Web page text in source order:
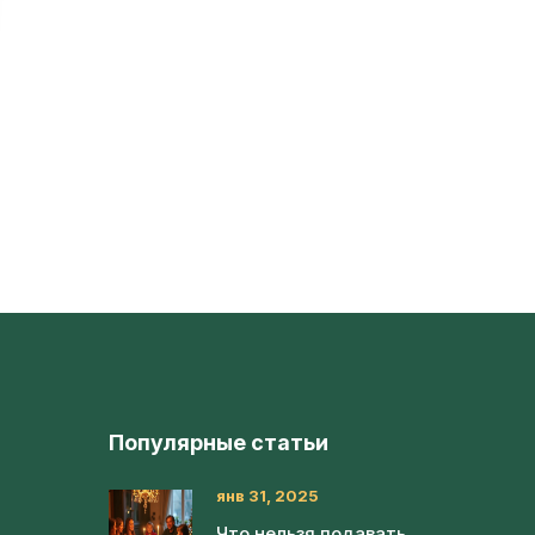
Популярные статьи
янв 31, 2025